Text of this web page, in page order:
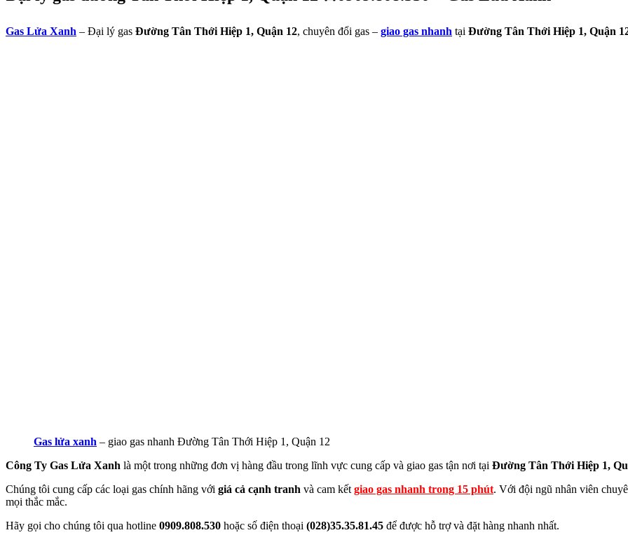
Gas Lửa Xanh – Đại lý gas Đường Tân Thới Hiệp 1, Quận 12, chuyên đổi gas – giao gas nhanh tại Đường Tân Thới Hiệp 1, Quận
Gas lửa xanh – giao gas nhanh Đường Tân Thới Hiệp 1, Quận 12
Công Ty Gas Lửa Xanh là một trong những đơn vị hàng đầu trong lĩnh vực cung cấp và giao gas tận nơi tại Đường Tân Thới Hiệp 1,
Chúng tôi cung cấp các loại gas chính hãng với giá cả cạnh tranh và cam kết giao gas nhanh trong 15 phút. Với đội ngũ nhân viên
mọi thắc mắc.
Hãy gọi cho chúng tôi qua hotline 0909.808.530 hoặc số điện thoại (028)35.35.81.45 để được hỗ trợ và đặt hàng nhanh nhất.